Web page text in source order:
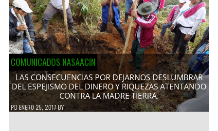
COMUNICADOS NASAACIN
LAS CONSECUENCIAS POR DEJARNOS DESLUMBRAR
DEL ESPEJISMO DEL DINERO Y RIQUEZAS ATENTANDO
CONTRA LA MADRE TIERRA.
PDENERO 25, 2017BY